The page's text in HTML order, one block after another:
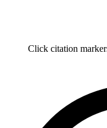
Click citation